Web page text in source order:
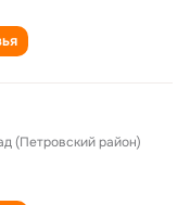
(Петровский район)